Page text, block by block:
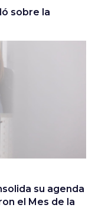
sobre la
su agenda
el Mes de la